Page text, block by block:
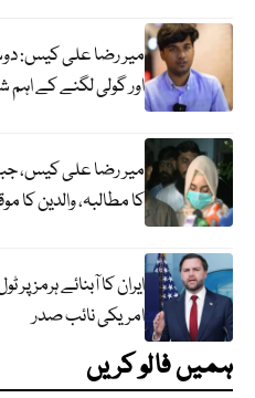
میر رضا علی کیس:
اور گولی لگنے کے اہم
میر رضا علی کیس،
کا مطالبہ، والدین کا
ایران کا آبنائے ہرمز
امریکی نائب صدر
ہمیں فالو کریں